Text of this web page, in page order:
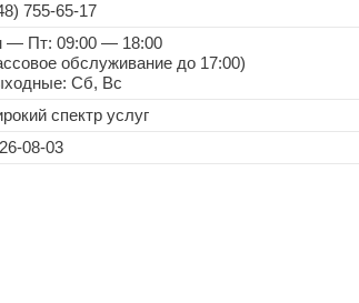
755-65-17
— Пт: 09:00 — 18:00
обслуживание до 17:00)
Сб, Вс
спектр услуг
08-03